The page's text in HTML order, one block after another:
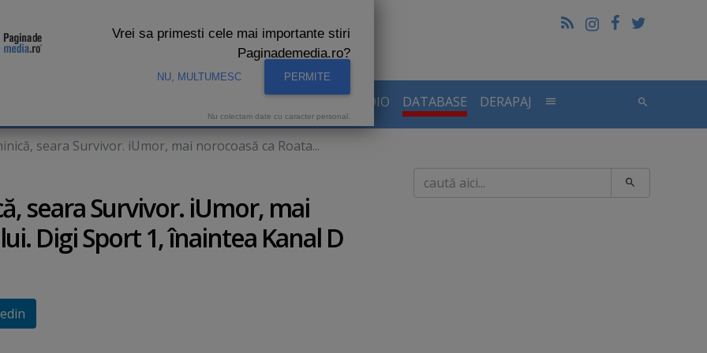
AUDIENTE RADIO DATABASE DERAPAJ
seara Survivor. iUmor, mai norocoasă ca Roata...
seara Survivor. iUmor, mai
Digi Sport 1, înaintea Kanal D
Caută
Vrei sa primesti cele mai importante stiri
Paginademedia.ro?
NU, MULTUMESC PERMITE
Nu colectam date cu caracter personal.